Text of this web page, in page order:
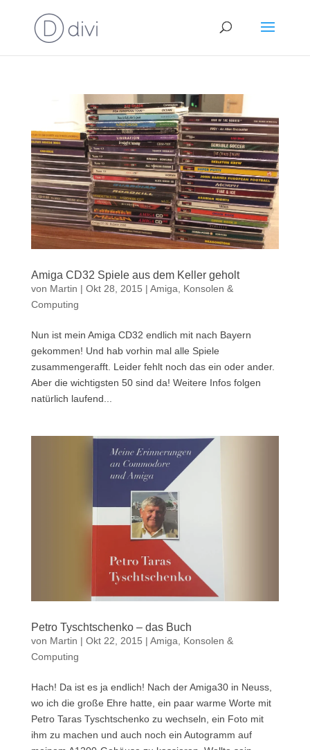
Amiga CD32 Spiele aus dem Keller geholt
von Martin | Okt 28, 2015 | Amiga
Konsolen &
Computing
Nun ist mein Amiga CD32 endlich mit nach Bayern
gekommen! Und hab vorhin mal alle Spiele
zusammengerafft. Leider fehlt noch das ein oder ander.
Aber die wichtigsten 50 sind da! Weitere Infos folgen
natürlich laufend...
Petro Tyschtschenko – das Buch
von Martin | Okt 22, 2015 | Amiga
Konsolen &
Computing
Hach! Da ist es ja endlich! Nach der Amiga30 in Neuss,
wo ich die große Ehre hatte, ein paar warme Worte mit
Petro Taras Tyschtschenko zu wechseln, ein Foto mit
ihm zu machen und auch noch ein Autogramm auf